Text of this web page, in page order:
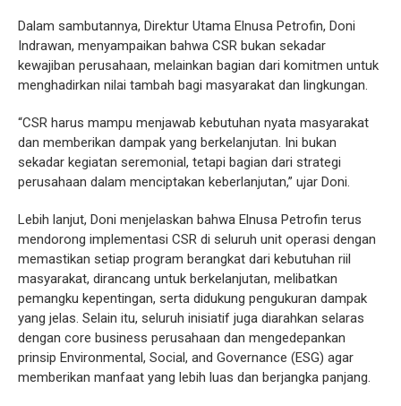
Dalam sambutannya, Direktur Utama Elnusa Petrofin, Doni
Indrawan, menyampaikan bahwa CSR bukan sekadar
kewajiban perusahaan, melainkan bagian dari komitmen untuk
menghadirkan nilai tambah bagi masyarakat dan lingkungan.
“CSR harus mampu menjawab kebutuhan nyata masyarakat
dan memberikan dampak yang berkelanjutan. Ini bukan
sekadar kegiatan seremonial, tetapi bagian dari strategi
perusahaan dalam menciptakan keberlanjutan,” ujar Doni.
Lebih lanjut, Doni menjelaskan bahwa Elnusa Petrofin terus
mendorong implementasi CSR di seluruh unit operasi dengan
memastikan setiap program berangkat dari kebutuhan riil
masyarakat, dirancang untuk berkelanjutan, melibatkan
pemangku kepentingan, serta didukung pengukuran dampak
yang jelas. Selain itu, seluruh inisiatif juga diarahkan selaras
dengan core business perusahaan dan mengedepankan
prinsip Environmental, Social, and Governance (ESG) agar
memberikan manfaat yang lebih luas dan berjangka panjang.